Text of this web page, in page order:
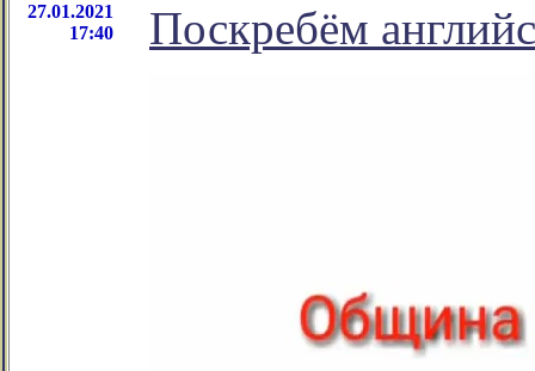
27.01.2021
17:40
Поскребём